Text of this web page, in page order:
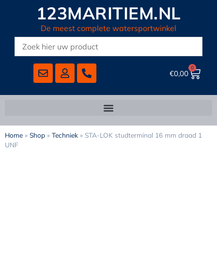
123MARITIEM.NL
De meest complete watersportwinkel
€0,00
0
Home » Shop » Techniek » STA-LOK studterminal 16 mm draad 1
UNF